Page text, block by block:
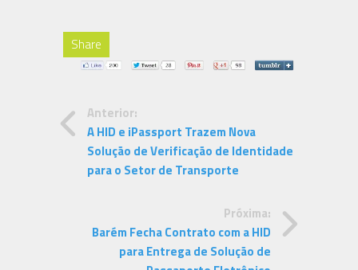
Share
Anterior:
A HID e iPassport Trazem Nova
Solução de Verificação de Identidade
para o Setor de Transporte
Próxima:
Barém Fecha Contrato com a HID
para Entrega de Solução de